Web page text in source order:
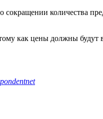
количества
как цены должны